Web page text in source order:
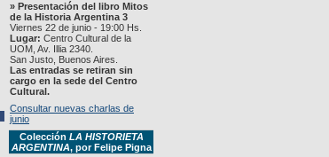
» Presentación del libro Mitos
de la Historia Argentina 3
Viernes 22 de junio - 19:00 Hs.
Lugar: Centro Cultural de la
UOM, Av. Illia 2340.
San Justo, Buenos Aires.
Las entradas se retiran sin
cargo en la sede del Centro
Cultural.
Consultar nuevas charlas de
junio
Colección LA HISTORIETA
ARGENTINA, por Felipe Pigna